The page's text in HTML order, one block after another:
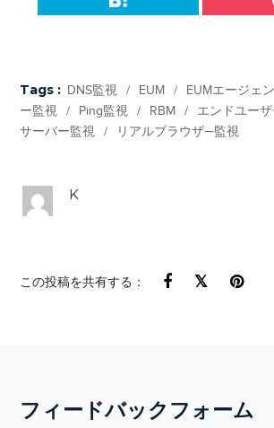
Tags : DNS監視 / EUM / EUMエージェ
ー監視
/ Ping監視 / RBM / エンドユー
サーバー監視
/ リアルブラウザ―監視
K
この投稿を共有する：
フィードバックフォーム